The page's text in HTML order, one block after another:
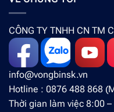
CÔNG TY TNHH CN TM
info@vongbinsk.vn
Hotline : 0876 488 868
Thời gian làm việc 8:00